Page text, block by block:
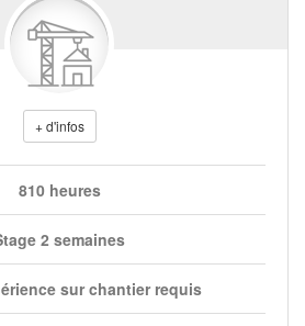
+ d'infos
810 heures
2 semaines
sur chantier requis